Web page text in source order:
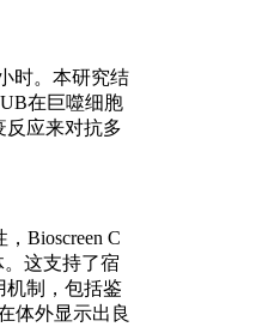
时。本研究结
在巨噬细胞
反应来对抗多
Bioscreen C
这支持了宿
机制，包括鉴
体外显示出良